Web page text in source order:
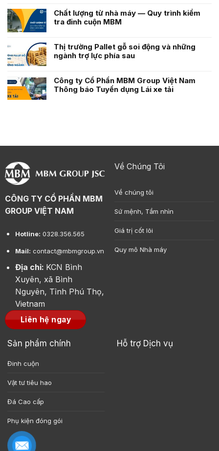
Chất lượng từ nhà máy — Quy trình kiểm
tra đinh cuộn MBM
Thị trường Pallet gỗ soi động và những
ngành trợ lực phía sau
Công ty Cổ Phần MBM Group Việt Nam
Thông báo Tuyển dụng Lái xe tải
CÔNG TY CỔ PHẦN MBM
GROUP VIỆT NAM
Hotline: 0328.356.565
Mail: contact@mbmgroup.vn
Địa chỉ: KCN Bình
Xuyên, xã Bình
Nguyên, Tỉnh Phú Thọ,
Vietnam
Liên hệ ngay
Về Chúng Tôi
Về chúng tôi
Sứ mệnh, Tầm nhìn
Giá trị cốt lõi
Quy mô Nhà máy
Sản phẩm chính
Đinh cuộn
Vật tư tiêu hao
Đá Cao cấp
Phụ kiện đóng gói
Hỗ trợ Dịch vụ